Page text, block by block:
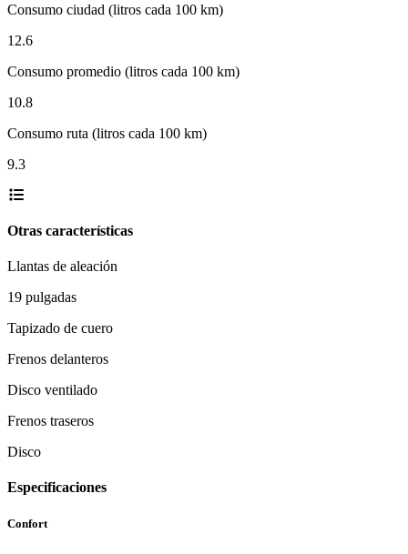
Consumo ciudad (litros cada 100 km)
12.6
Consumo promedio (litros cada 100 km)
10.8
Consumo ruta (litros cada 100 km)
9.3
Otras características
Llantas de aleación
19 pulgadas
Tapizado de cuero
Frenos delanteros
Disco ventilado
Frenos traseros
Disco
Especificaciones
Confort